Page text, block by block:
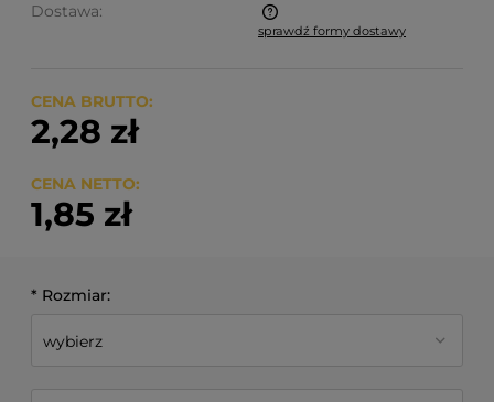
Dostawa:
Cena nie zawiera ewentualnych kosztów płatności
sprawdź formy dostawy
CENA BRUTTO:
2,28 zł
CENA NETTO:
1,85 zł
* Rozmiar: